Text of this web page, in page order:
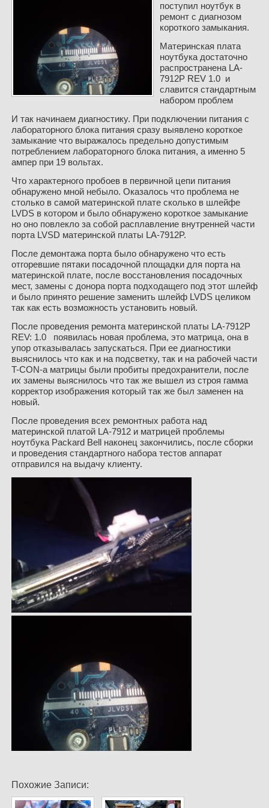
поступил ноутбук в
ремонт с диагнозом
короткого замыкания.
Материнская плата
ноутбука достаточно
распространена LA-
7912P REV 1.0 и
славится стандартным
набором проблем
И так начинаем диагностику. При подключении питания с
лабораторного блока питания сразу выявлено короткое
замыкание что выражалось предельно допустимым
потреблением лабораторного блока питания, а именно 5
ампер при 19 вольтах.
Что характерного пробоев в первичной цепи питания
обнаружено мной небыло. Оказалось что проблема не
столько в самой материнской плате сколько в шлейфе
LVDS в котором и было обнаружено короткое замыкание
но оно повлекло за собой расплавление внутренней части
порта LVSD материнской платы LA-7912P.
После демонтажа порта было обнаружено что есть
отгоревшие пятаки посадочной площадки для порта на
материнской плате, после восстановления посадочных
мест, замены с донора порта подходащего под этот шлейф
и было принято решение заменить шлейф LVDS целиком
так как есть возможность установить новый.
После проведения ремонта материнской платы LA-7912P
REV: 1.0 появилась новая проблема, это матрица, она в
упор отказывалась запускаться. При ее диагностики
выяснилось что как и на подсветку, так и на рабочей части
T-CON-а матрицы были пробиты предохранители, после
их замены выяснилось что так же вышел из строя гамма
корректор изображения который так же был заменен на
новый.
После проведения всех ремонтных работа над
материнской платой LA-7912 и матрицей проблемы
ноутбука Packard Bell наконец закончились, после сборки
и проведения стандартного набора тестов аппарат
отправился на выдачу клиенту.
Похожие Записи: